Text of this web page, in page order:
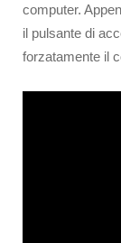
computer.
il pulsante di
forzatamente il